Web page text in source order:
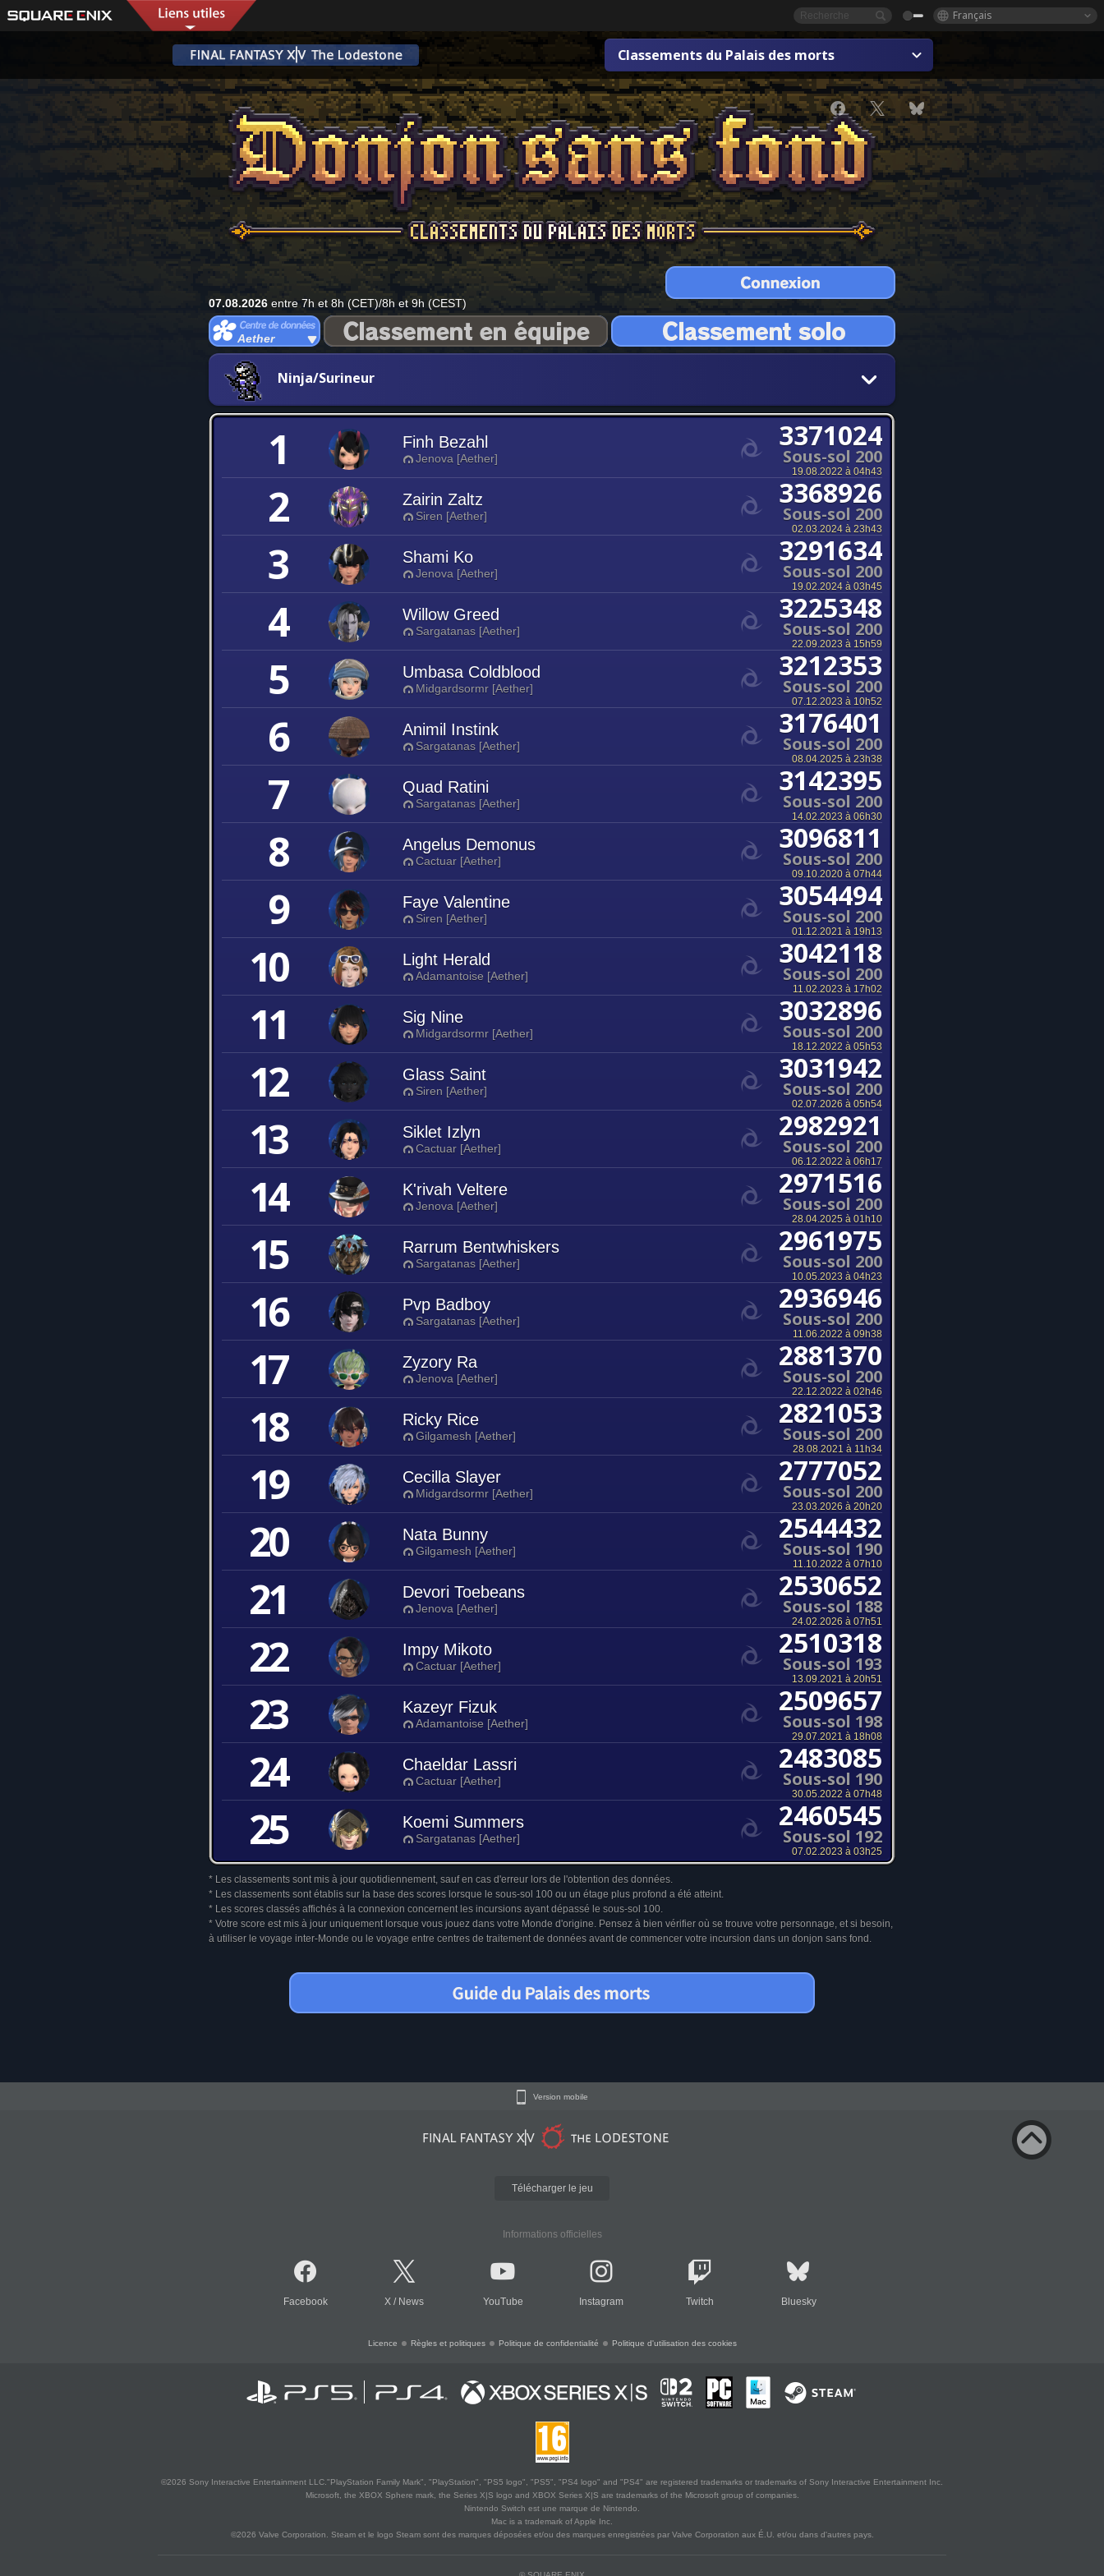
Français
Classements du Palais des morts
07.08.2026 entre 7h et 8h (CET)/8h et 9h (CEST)
Aether
Ninja/Surineur
1 Finh Bezahl
Jenova [Aether]
3371024
Sous-sol 200
19.08.2022 à 04h43
2 Zairin Zaltz
Siren [Aether]
3368926
Sous-sol 200
02.03.2024 à 23h43
3 Shami Ko
Jenova [Aether]
3291634
Sous-sol 200
19.02.2024 à 03h45
4 Willow Greed
Sargatanas [Aether]
3225348
Sous-sol 200
22.09.2023 à 15h59
5 Umbasa Coldblood
Midgardsormr [Aether]
3212353
Sous-sol 200
07.12.2023 à 10h52
6 Animil Instink
Sargatanas [Aether]
3176401
Sous-sol 200
08.04.2025 à 23h38
7 Quad Ratini
Sargatanas [Aether]
3142395
Sous-sol 200
14.02.2023 à 06h30
8 Angelus Demonus
Cactuar [Aether]
3096811
Sous-sol 200
09.10.2020 à 07h44
9 Faye Valentine
Siren [Aether]
3054494
Sous-sol 200
01.12.2021 à 19h13
10 Light Herald
Adamantoise [Aether]
3042118
Sous-sol 200
11.02.2023 à 17h02
11 Sig Nine
Midgardsormr [Aether]
3032896
Sous-sol 200
18.12.2022 à 05h53
12 Glass Saint
Siren [Aether]
3031942
Sous-sol 200
02.07.2026 à 05h54
13 Siklet Izlyn
Cactuar [Aether]
2982921
Sous-sol 200
06.12.2022 à 06h17
14 K'rivah Veltere
Jenova [Aether]
2971516
Sous-sol 200
28.04.2025 à 01h10
15 Rarrum Bentwhiskers
Sargatanas [Aether]
2961975
Sous-sol 200
10.05.2023 à 04h23
16 Pvp Badboy
Sargatanas [Aether]
2936946
Sous-sol 200
11.06.2022 à 09h38
17 Zyzory Ra
Jenova [Aether]
2881370
Sous-sol 200
22.12.2022 à 02h46
18 Ricky Rice
Gilgamesh [Aether]
2821053
Sous-sol 200
28.08.2021 à 11h34
19 Cecilla Slayer
Midgardsormr [Aether]
2777052
Sous-sol 200
23.03.2026 à 20h20
20 Nata Bunny
Gilgamesh [Aether]
2544432
Sous-sol 190
11.10.2022 à 07h10
21 Devori Toebeans
Jenova [Aether]
2530652
Sous-sol 188
24.02.2026 à 07h51
22 Impy Mikoto
Cactuar [Aether]
2510318
Sous-sol 193
13.09.2021 à 20h51
23 Kazeyr Fizuk
Adamantoise [Aether]
2509657
Sous-sol 198
29.07.2021 à 18h08
24 Chaeldar Lassri
Cactuar [Aether]
2483085
Sous-sol 190
30.05.2022 à 07h48
25 Koemi Summers
Sargatanas [Aether]
2460545
Sous-sol 192
07.02.2023 à 03h25
* Les classements sont mis à jour quotidiennement, sauf en cas d'erreur lors de l'obtention des données.
* Les classements sont établis sur la base des scores lorsque le sous-sol 100 ou un étage plus profond a été atteint.
* Les scores classés affichés à la connexion concernent les incursions ayant dépassé le sous-sol 100.
* Votre score est mis à jour uniquement lorsque vous jouez dans votre Monde d'origine. Pensez à bien vérifier où se trouve votre personnage, et si besoin,
à utiliser le voyage inter-Monde ou le voyage entre centres de traitement de données avant de commencer votre incursion dans un donjon sans fond.
Version mobile
Télécharger le jeu
Informations officielles
Facebook X / News YouTube Instagram Twitch Bluesky
Licence Règles et politiques Politique de confidentialité Politique d'utilisation des cookies
©2026 Sony Interactive Entertainment LLC."PlayStation Family Mark", "PlayStation", "PS5 logo", "PS5", "PS4 logo" and "PS4" are registered trademarks or trademarks of Sony Interactive Entertainment Inc.
Microsoft, the XBOX Sphere mark, the Series X|S logo and XBOX Series X|S are trademarks of the Microsoft group of companies.
Nintendo Switch est une marque de Nintendo.
Mac is a trademark of Apple Inc.
©2026 Valve Corporation. Steam et le logo Steam sont des marques déposées et/ou des marques enregistrées par Valve Corporation aux É.U. et/ou dans d'autres pays.